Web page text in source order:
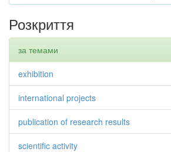
Розкриття
за темами
exhibition
international projects
publication of research results
scientific activity